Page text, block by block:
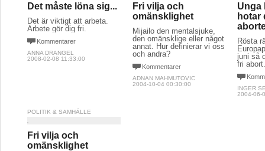
Det måste löna sig...
Det är viktigt att arbeta.
Arbete gör dig fri.
Kommentarer
ANNA DRANGEL
2008-02-08 11:33:00
Fri vilja och
omänsklighet
Mijailo den mentalsjuke,
den omänsklige eller något
annat. Hur definierar vi oss
och andra?
Kommentarer
ADNAN MAHMUTOVIC
2004-10-04 00:30:00
Unga
hotar
Rösta
juni så
fri
INGER
2004-06-
POLITIK & SAMHÄLLE
Fri vilja och
omänsklighet